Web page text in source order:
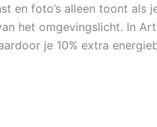
en foto’s alleen toont als
het omgevingslicht. In
je 10% extra